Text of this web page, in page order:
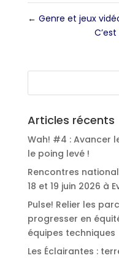
← Genre et jeux
Articles récents
Wah! #4 : Avancer
le poing levé !
Rencontres
18 et 19 juin 2026 à
Pulse! Relier les
progresser en
équipes techniques
Les Éclairantes :